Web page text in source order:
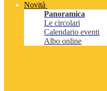
Novità
Panoramica
Le circolari
Calendario eventi
Albo online